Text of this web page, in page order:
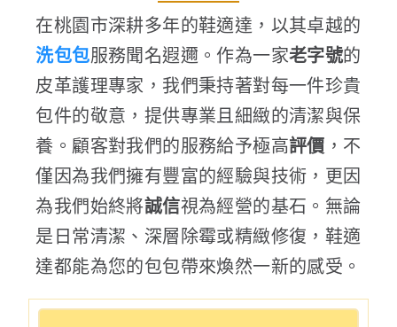
在桃園市深耕多年的鞋適達，以其卓越的
洗包包服務聞名遐邇。作為一家老字號的
皮革護理專家，我們秉持著對每一件珍貴
包件的敬意，提供專業且細緻的清潔與保
養。顧客對我們的服務給予極高評價 ，不
僅因為我們擁有豐富的經驗與技術，更因
為我們始終將誠信視為經營的基石。無論
是日常清潔、深層除霉或精緻修復，鞋適
達都能為您的包包帶來煥然一新的感受。